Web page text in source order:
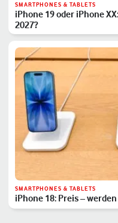
SMARTPHONES & TABLETS
iPhone 19 oder iPhone
2027?
SMARTPHONES & TABLETS
iPhone 18: Preis –